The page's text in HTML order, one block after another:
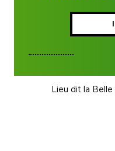
Lieu dit la Belle